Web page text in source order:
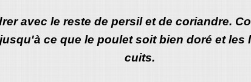
avec le reste de persil et de coriandre.
ce que le poulet soit bien doré et les
cuits.